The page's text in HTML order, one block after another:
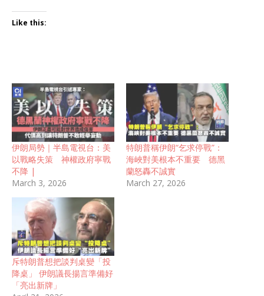
Like this:
伊朗局勢｜半島電視台：美
以戰略失策 神權政府寧戰
不降 |
March 3, 2026
特朗普稱伊朗“乞求停戰”：
海峽對美根本不重要 德黑
蘭怒轟不誠實
March 27, 2026
斥特朗普想把談判桌變「投
降桌」 伊朗議長揚言準備好
「亮出新牌」